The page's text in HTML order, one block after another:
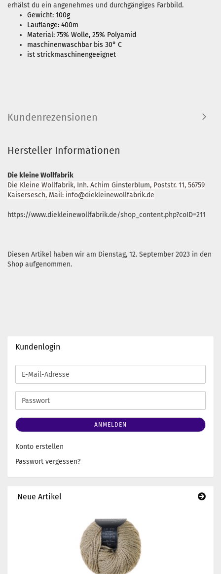
erhälst du ein angenehmes und durchgängiges Farbbild.
Gewicht: 100g
Lauflänge: 400m
Material: 75% Wolle, 25% Polyamid
maschinenwaschbar bis 30° C
ist strickmaschinengeeignet
Kundenrezensionen
Hersteller Informationen
Die kleine Wollfabrik
Die Kleine Wollfabrik, Inh. Achim Ginsterblum, Poststr. 11, 56759
Kaisersesch, Mail: info@diekleinewollfabrik.de
https://www.diekleinewollfabrik.de/shop_content.php?coID=211
Diesen Artikel haben wir am Dienstag, 12. September 2023 in den
Shop aufgenommen.
Kundenlogin
E-
Mail-
Adresse
Passwort
ANMELDEN
Konto erstellen
Passwort vergessen?
Neue Artikel